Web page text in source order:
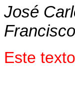
José
Este